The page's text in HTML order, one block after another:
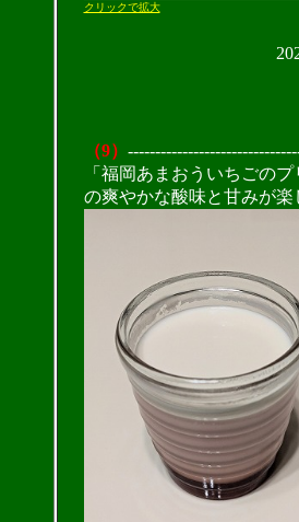
クリックで拡大
（9）
「福岡あまおういちごの
の爽やかな酸味と甘みが楽